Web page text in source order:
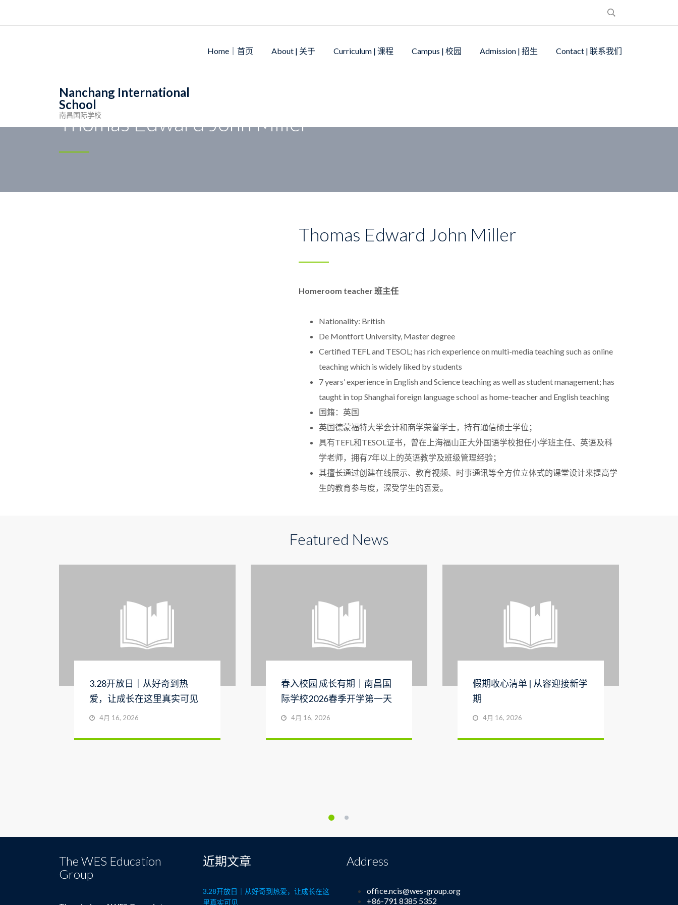
Home｜首页 About | 关于 Curriculum | 课程 Campus | 校园 Admission | 招生 Contact | 联系我们
Nanchang International
School
南昌国际学校
Thomas Edward John Miller
Thomas Edward John Miller
Homeroom teacher 班主任
Nationality: British
De Montfort University, Master degree
Certified TEFL and TESOL; has rich experience on multi-media teaching such as online
teaching which is widely liked by students
7 years’ experience in English and Science teaching as well as student management; has
taught in top Shanghai foreign language school as home-teacher and English teaching
国籍：英国
英国德蒙福特大学会计和商学荣誉学士，持有通信硕士学位；
具有TEFL和TESOL证书，曾在上海福山正大外国语学校担任小学班主任、英语及科
学老师，拥有7年以上的英语教学及班级管理经验；
其擅长通过创建在线展示、教育视频、时事通讯等全方位立体式的课堂设计来提高学
生的教育参与度，深受学生的喜爱。
Featured News
3.28开放日｜从好奇到热
爱，让成长在这里真实可见
4月 16, 2026
春入校园 成长有期｜南昌国
际学校2026春季开学第一天
4月 16, 2026
假期收心清单 | 从容迎接新学
期
4月 16, 2026
The WES Education
Group
近期文章
3.28开放日｜从好奇到热爱，让成长在这
里真实可见
Address
office.ncis@wes-group.org
+86-791 8385 5352